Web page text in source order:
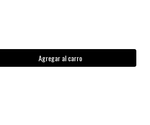
Agregar al carro